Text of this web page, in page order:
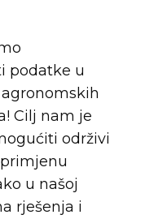
podatke u
Cilj nam je
održivi
u našoj
rješenja i